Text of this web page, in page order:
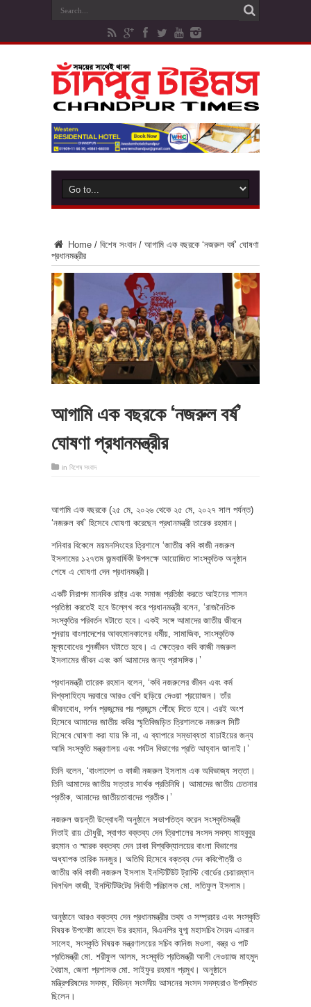
Home / বিশেষ সংবাদ / আগামি এক বছরকে ‘নজরুল বর্ষ’ ঘোষণা
প্রধানমন্ত্রীর
আগামি এক বছরকে ‘নজরুল বর্ষ’
ঘোষণা প্রধানমন্ত্রীর
in বিশেষ সংবাদ
আগামি এক বছরকে (২৫ মে, ২০২৬ থেকে ২৫ মে, ২০২৭ সাল পর্যন্ত)
‘নজরুল বর্ষ’ হিসেবে ঘোষণা করেছেন প্রধানমন্ত্রী তারেক রহমান।
শনিবার বিকেলে ময়মনসিংহের ত্রিশালে ‘জাতীয় কবি কাজী নজরুল
ইসলামের ১২৭তম জন্মবার্ষিকী উপলক্ষে আয়োজিত সাংস্কৃতিক অনুষ্ঠান
শেষে এ ঘোষণা দেন প্রধানমন্ত্রী।
একটি নিরাপদ মানবিক রাষ্ট্র এবং সমাজ প্রতিষ্ঠা করতে আইনের শাসন
প্রতিষ্ঠা করতেই হবে উল্লেখ করে প্রধানমন্ত্রী বলেন, ‘রাজনৈতিক
সংস্কৃতির পরিবর্তন ঘটাতে হবে। একই সঙ্গে আমাদের জাতীয় জীবনে
পুনরায় বাংলাদেশের আবহমানকালের ধর্মীয়, সামাজিক, সাংস্কৃতিক
মূল্যবোধের পুনর্জীবন ঘটাতে হবে। এ ক্ষেত্রেও কবি কাজী নজরুল
ইসলামের জীবন এবং কর্ম আমাদের জন্য প্রাসঙ্গিক।’
প্রধানমন্ত্রী তারেক রহমান বলেন, ‘কবি নজরুলের জীবন এবং কর্ম
বিশ্বসাহিত্য দরবারে আরও বেশি ছড়িয়ে দেওয়া প্রয়োজন। তাঁর
জীবনবোধ, দর্শন প্রজন্মের পর প্রজন্মে পৌঁছে দিতে হবে। এরই অংশ
হিসেবে আমাদের জাতীয় কবির স্মৃতিবিজড়িত ত্রিশালকে নজরুল সিটি
হিসেবে ঘোষণা করা যায় কি না, এ ব্যাপারে সম্ভাব্যতা যাচাইয়ের জন্য
আমি সংস্কৃতি মন্ত্রণালয় এবং পর্যটন বিভাগের প্রতি আহ্বান জানাই।’
তিনি বলেন, ‘বাংলাদেশ ও কাজী নজরুল ইসলাম এক অবিভাজ্য সত্তা।
তিনি আমাদের জাতীয় সত্তার সার্থক প্রতিনিধি। আমাদের জাতীয় চেতনার
প্রতীক, আমাদের জাতীয়তাবাদের প্রতীক।’
নজরুল জয়ন্তী উদ্বোধনী অনুষ্ঠানে সভাপতিত্ব করেন সংস্কৃতিমন্ত্রী
নিতাই রায় চৌধুরী, স্বাগত বক্তব্য দেন ত্রিশালের সংসদ সদস্য মাহবুবুর
রহমান ও স্মারক বক্তব্য দেন ঢাকা বিশ্ববিদ্যালয়ের বাংলা বিভাগের
অধ্যাপক তারিক মনজুর। অতিথি হিসেবে বক্তব্য দেন কবিপৌত্রী ও
জাতীয় কবি কাজী নজরুল ইসলাম ইনস্টিটিউট ট্রাস্টি বোর্ডের চেয়ারম্যান
খিলখিল কাজী, ইনস্টিটিউটের নির্বাহী পরিচালক মো. লতিফুল ইসলাম।
অনুষ্ঠানে আরও বক্তব্য দেন প্রধানমন্ত্রীর তথ্য ও সম্প্রচার এবং সংস্কৃতি
বিষয়ক উপদেষ্টা জাহেদ উর রহমান, বিএনপির যুগ্ম মহাসচিব সৈয়দ এমরান
সালেহ, সংস্কৃতি বিষয়ক মন্ত্রণালয়ের সচিব কানিজ মওলা, বস্ত্র ও পাট
প্রতিমন্ত্রী মো. শরীফুল আলম, সংস্কৃতি প্রতিমন্ত্রী আলী নেওয়াজ মাহমুদ
খৈয়াম, জেলা প্রশাসক মো. সাইফুর রহমান প্রমুখ। অনুষ্ঠানে
মন্ত্রিপরিষদের সদস্য, বিভিন্ন সংসদীয় আসনের সংসদ সদস্যরাও উপস্থিত
ছিলেন।